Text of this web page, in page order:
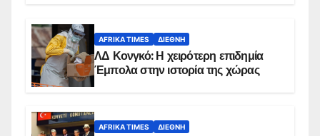
AFRIKA TIMES ΔΙΕΘΝΉ
ΛΔ Κονγκό: Η χειρότερη επιδημία
Έμπολα στην ιστορία της χώρας
AFRIKA TIMES ΔΙΕΘΝΉ